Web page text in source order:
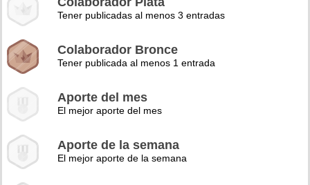
Tener publicadas al menos 3 entradas
Colaborador Bronce
Tener publicada al menos 1 entrada
Aporte del mes
El mejor aporte del mes
Aporte de la semana
El mejor aporte de la semana